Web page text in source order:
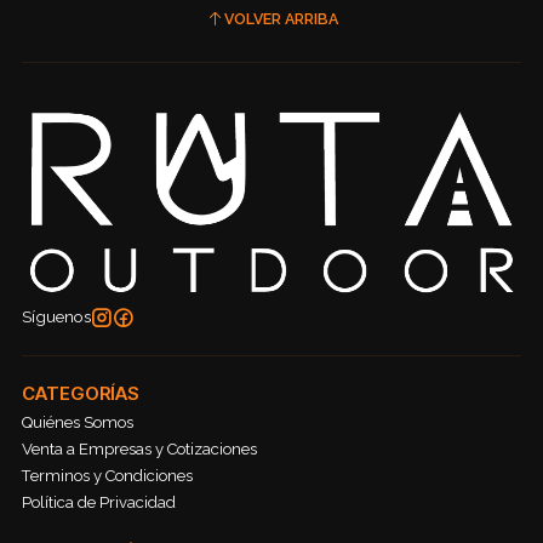
VOLVER ARRIBA
Síguenos
CATEGORÍAS
Quiénes Somos
Venta a Empresas y Cotizaciones
Terminos y Condiciones
Política de Privacidad